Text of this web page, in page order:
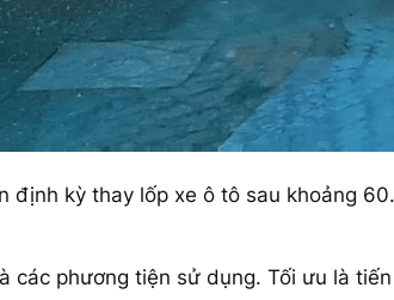
định kỳ thay lốp xe ô tô sau khoảng
phương tiện sử dụng. Tối ưu là